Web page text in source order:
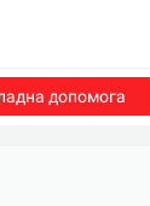
допомога